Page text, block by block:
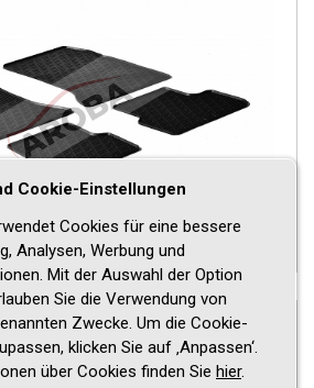
Cookie-Einstellungen
Cookies für eine bessere
Analysen, Werbung und
Mit der Auswahl der Option
Sie die Verwendung von
Zwecke. Um die Cookie-
klicken Sie auf ‚Anpassen‘.
über Cookies finden Sie hier.